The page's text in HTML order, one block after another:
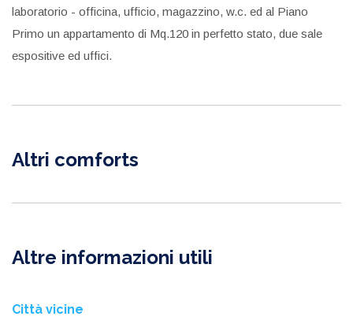
laboratorio - officina, ufficio, magazzino, w.c. ed al Piano
Primo un appartamento di Mq.120 in perfetto stato, due sale
espositive ed uffici.
Altri comforts
Altre informazioni utili
Città vicine